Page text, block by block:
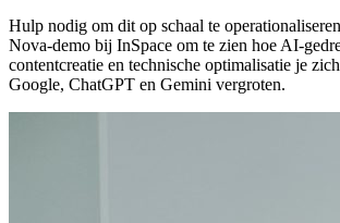
Hulp nodig om dit op schaal te
Nova-demo bij InSpace om te zien hoe AI-
contentcreatie en technische optimalisatie je
Google, ChatGPT en Gemini vergroten.